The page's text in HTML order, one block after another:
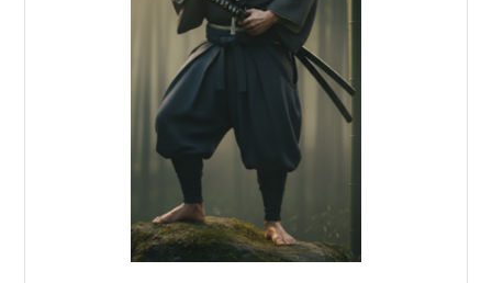
剣術家。本名は高幹。通称は新右衛門。常陸国塚原の生
養父の安幹から神道流を学び、一派をなした。奥義・一
の太刀を完成し、将軍の足利義輝、足利義昭らにも剣を
新当流（鹿島新当流、卜伝流）の創始者。
剣豪と称される者は歴史上には結構いるが、卜伝は剣聖
と称される、そう多くはない剣術家のうちの一人であ